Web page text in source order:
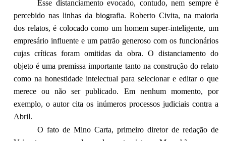
Esse distanciamento evocado, contudo, nem sempre é
percebido nas linhas da biografia. Roberto Civita, na maioria
dos relatos, é colocado como um homem super-inteligente, um
empresário influente e um patrão generoso com os funcionários
cujas críticas foram omitidas da obra. O distanciamento do
objeto é uma premissa importante tanto na construção do relato
como na honestidade intelectual para selecionar e editar o que
merece ou não ser publicado. Em nenhum momento, por
exemplo, o autor cita os inúmeros processos judiciais contra a
Abril.
O fato de Mino Carta, primeiro diretor de redação de